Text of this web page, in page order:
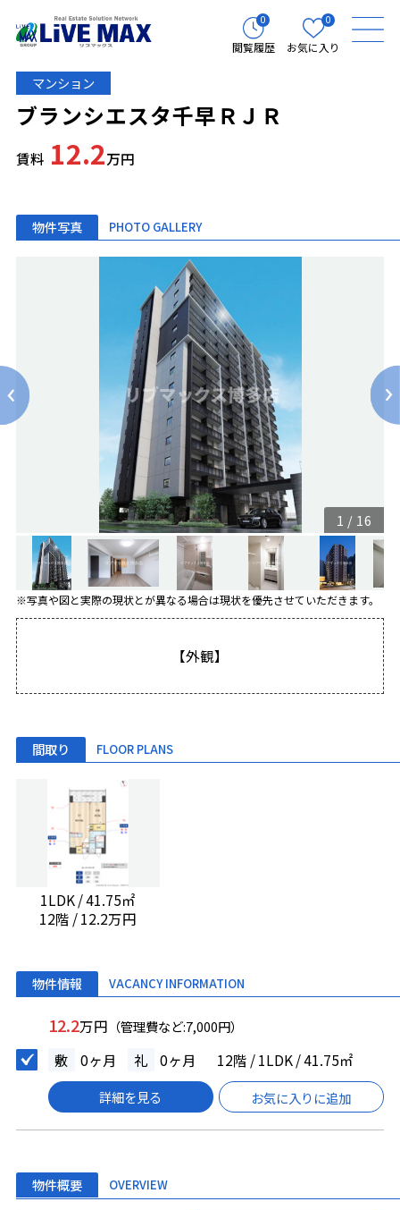
0
閲覧履歴
0
お気に入り
マンション
ブランシエスタ千早ＲＪＲ
賃料 12.2万円
物件写真 PHOTO GALLERY
1 / 16
※写真や図と実際の現状とが異なる場合は現状を優先させていただきます。
【外観】
間取り FLOOR PLANS
1LDK / 41.75㎡
12階 / 12.2万円
物件情報 VACANCY INFORMATION
12.2万円 （管理費など:7,000円）
敷 0ヶ月 礼 0ヶ月 12階 / 1LDK / 41.75㎡
詳細を見る お気に入りに追加
物件概要 OVERVIEW